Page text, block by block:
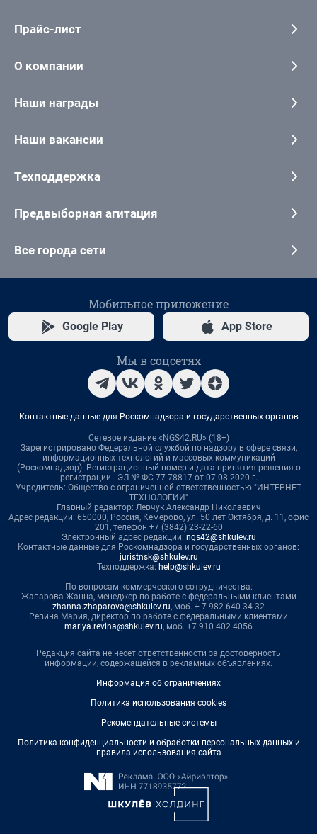
Прайс-лист
О компании
Наши награды
Наши вакансии
Техподдержка
Предвыборная агитация
Все города сети
Мобильное приложение
Google Play App Store
Мы в соцсетях
Контактные данные для Роскомнадзора и государственных органов
Сетевое издание «NGS42.RU» (18+)
Зарегистрировано Федеральной службой по надзору в сфере связи,
информационных технологий и массовых коммуникаций
(Роскомнадзор). Регистрационный номер и дата принятия решения о
регистрации - ЭЛ № ФС 77-78817 от 07.08.2020 г.
Учредитель: Общество с ограниченной ответственностью "ИНТЕРНЕТ
ТЕХНОЛОГИИ"
Главный редактор: Левчук Александр Николаевич
Адрес редакции: 650000, Россия, Кемерово, ул. 50 лет Октября, д. 11, офис
201, телефон +7 (3842) 23-22-60
Электронный адрес редакции: ngs42@shkulev.ru
Контактные данные для Роскомнадзора и государственных органов:
juristnsk@shkulev.ru
Техподдержка: help@shkulev.ru
По вопросам коммерческого сотрудничества:
Жапарова Жанна, менеджер по работе с федеральными клиентами
zhanna.zhaparova@shkulev.ru, моб. + 7 982 640 34 32
Ревина Мария, директор по работе с федеральными клиентами
mariya.revina@shkulev.ru, моб. +7 910 402 4056
Редакция сайта не несет ответственности за достоверность
информации, содержащейся в рекламных объявлениях.
Информация об ограничениях
Политика использования cookies
Рекомендательные системы
Политика конфиденциальности и обработки персональных данных и
правила использования сайта